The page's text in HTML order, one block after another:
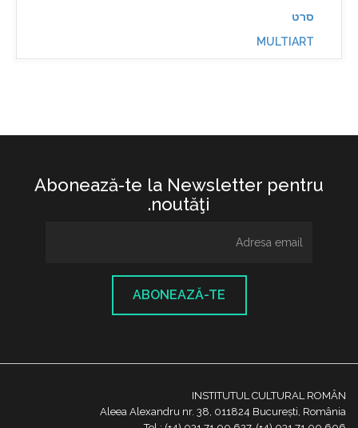
סרט
MULTIART
Abonează-te la Newsletter pentru
noutăţi.
ABONEAZĂ-TE
INSTITUTUL CULTURAL ROMÂN
Aleea Alexandru nr. 38, 011824 București, România